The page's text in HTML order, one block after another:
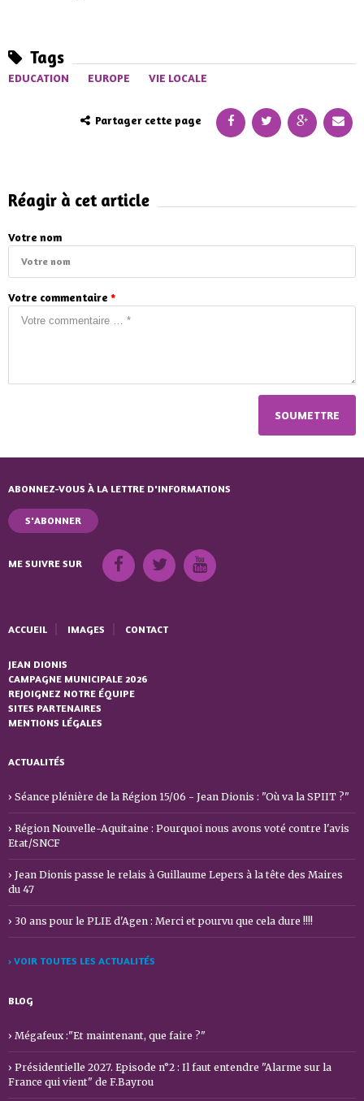
Tags
EDUCATION EUROPE VIE LOCALE
Partager cette page
Réagir à cet article
Votre nom
Votre commentaire *
ABONNEZ-VOUS À LA LETTRE D'INFORMATIONS
S'ABONNER
ME SUIVRE SUR
ACCUEIL IMAGES CONTACT
JEAN DIONIS
CAMPAGNE MUNICIPALE 2026
REJOIGNEZ NOTRE ÉQUIPE
SITES PARTENAIRES
MENTIONS LÉGALES
ACTUALITÉS
Séance plénière de la Région 15/06 - Jean Dionis : "Où va la SPIIT ?"
Région Nouvelle-Aquitaine : Pourquoi nous avons voté contre l'avis
Etat/SNCF
Jean Dionis passe le relais à Guillaume Lepers à la tête des Maires
du 47
30 ans pour le PLIE d'Agen : Merci et pourvu que cela dure !!!!
› VOIR TOUTES LES ACTUALITÉS
BLOG
Mégafeux :"Et maintenant, que faire ?"
Présidentielle 2027. Episode n°2 : Il faut entendre "Alarme sur la
France qui vient" de F.Bayrou